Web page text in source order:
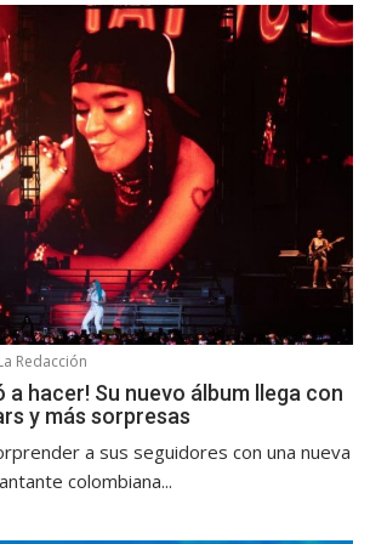
Redacción
a hacer! Su nuevo álbum llega con
y más sorpresas
a sus seguidores con una nueva
colombiana...